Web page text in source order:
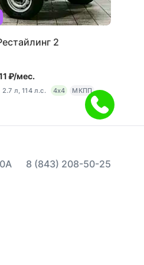
2
₽/мес.
2.7 л, 114 л.с. 4x4 МКПП
8 (843) 208-50-25